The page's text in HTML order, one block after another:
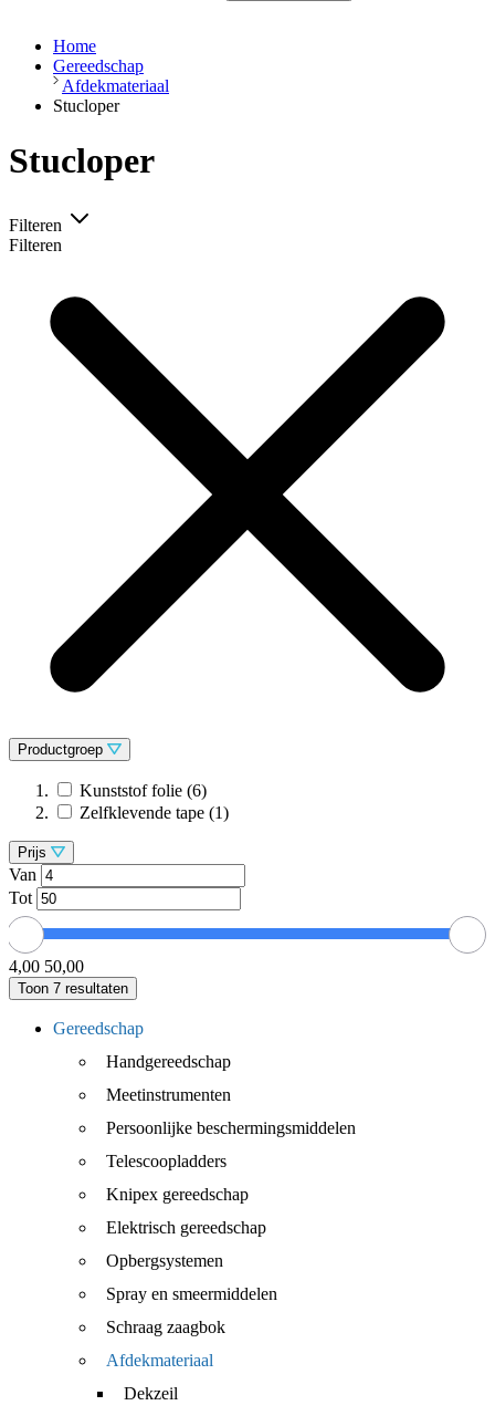
Home
Gereedschap
Afdekmateriaal
Stucloper
Stucloper
Filteren
Filteren
Productgroep
Kunststof folie (6)
Zelfklevende tape (1)
Prijs
Van
Tot
4,00 50,00
Toon 7 resultaten
Gereedschap
Handgereedschap
Meetinstrumenten
Persoonlijke beschermingsmiddelen
Telescoopladders
Knipex gereedschap
Elektrisch gereedschap
Opbergsystemen
Spray en smeermiddelen
Schraag zaagbok
Afdekmateriaal
Dekzeil